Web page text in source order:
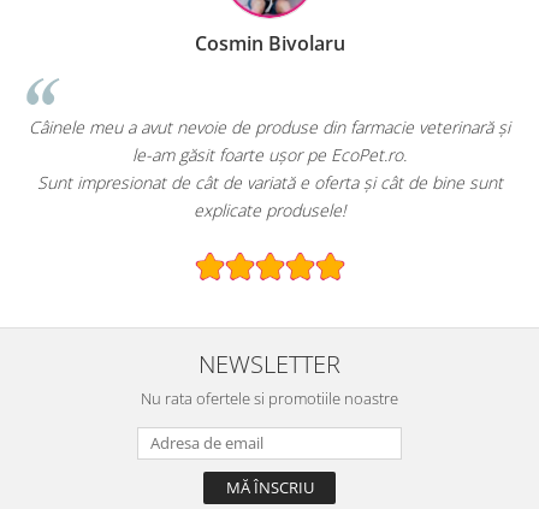
Cosmin Bivolaru
Câinele meu a avut nevoie de produse din farmacie veterinară și
le-am găsit foarte ușor pe EcoPet.ro.
Sunt impresionat de cât de variată e oferta și cât de bine sunt
explicate produsele!
NEWSLETTER
Nu rata ofertele si promotiile noastre